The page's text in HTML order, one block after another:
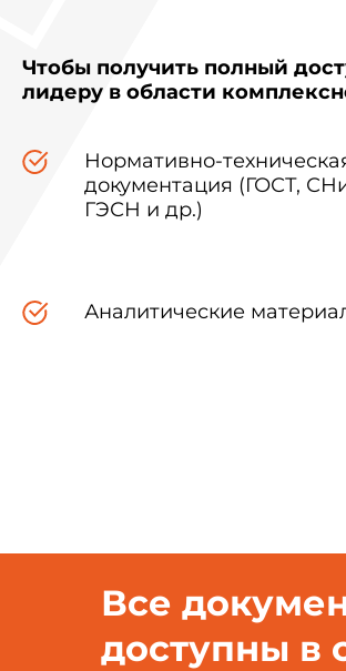
Чтобы получить полный
лидеру в области
Нормативно-
документация (ГОСТ,
ГЭСН и др.)
Аналитические
Все
доступны в